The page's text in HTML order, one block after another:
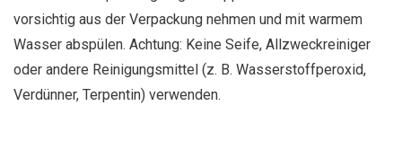
vorsichtig aus der Verpackung nehmen und mit warmem
Wasser abspülen. Achtung: Keine Seife, Allzweckreiniger
oder andere Reinigungsmittel (z. B. Wasserstoffperoxid,
Verdünner, Terpentin) verwenden.